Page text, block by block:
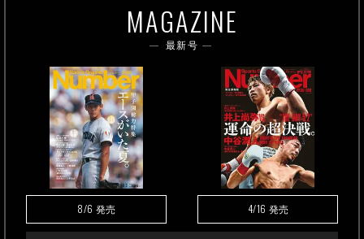
MAGAZINE
最新号
8/6 発売 4/16 発売